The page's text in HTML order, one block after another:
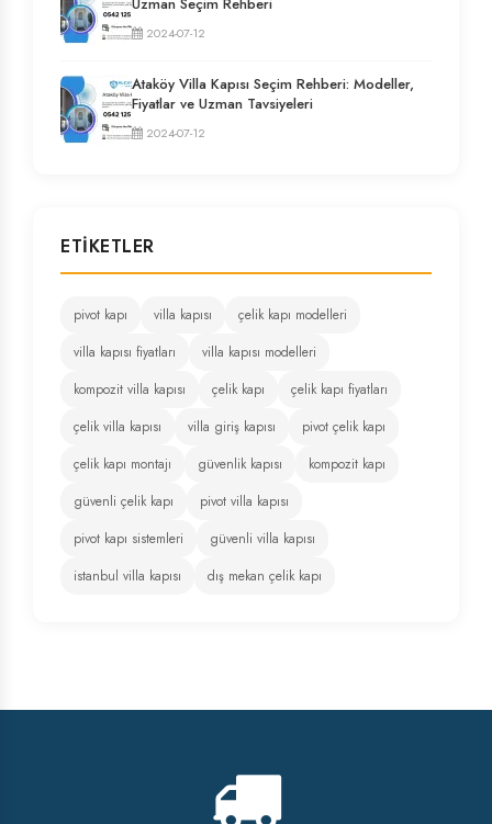
2024-07-12
Ataköy Villa Kapısı Seçim Rehberi: Modeller,
Fiyatlar ve Uzman Tavsiyeleri
2024-07-12
ETIKETLER
pivot kapı villa kapısı
çelik kapı modelleri
villa kapısı fiyatları
villa kapısı modelleri
kompozit villa kapısı
çelik kapı
çelik kapı fiyatları
çelik villa kapısı
villa giriş kapısı
pivot çelik kapı
çelik kapı montajı
güvenlik kapısı
kompozit kapı
güvenli çelik kapı
pivot villa kapısı
pivot kapı sistemleri
güvenli villa kapısı
istanbul villa kapısı
dış mekan çelik kapı